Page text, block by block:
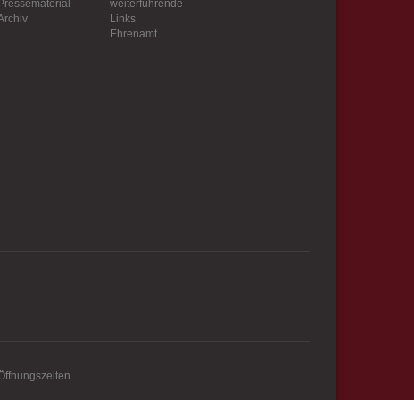
wie z.B. Google Mapsweiterführende
Links
Ehrenamt